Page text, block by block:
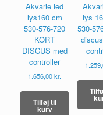
Akvarie led
lys160 cm
530-576-720
KORT
DISCUS med
controller
1.656,00kr.
Tilføj til
kurv
lys
530-